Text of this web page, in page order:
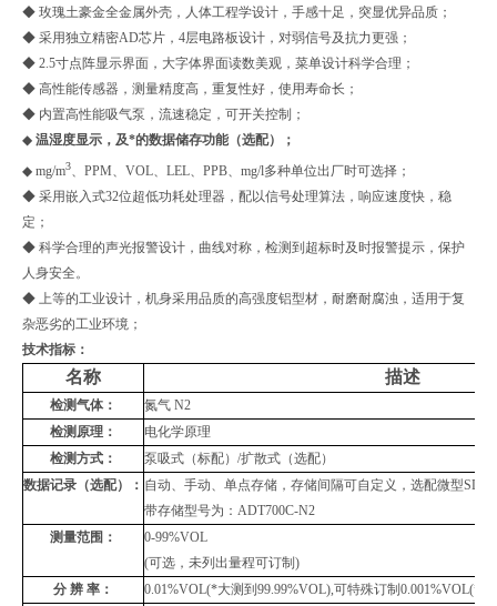
◆ 玫瑰土豪金全金属外壳，人体工程学设计，手感十足，突显优异品质；
◆ 采用独立精密AD芯片， 4层电路板设计，对弱信号及抗力更强；
◆ 2.5寸点阵显示界面，大字体界面读数美观，菜单设计科学合理；
◆ 高性能传感器，测量精度高，重复性好，使用寿命长；
◆ 内置高性能吸气泵，流速稳定，可开关控制；
◆ 温湿度显示，及*的数据储存功能（选配）；
◆ mg/m3 PPM VOL LEL PPB mg/l多种单位出厂时可选择；
◆ 采用嵌入式32位超低功耗处理器，配以信号处理算法，响应速度快，稳
定；
◆ 科学合理的声光报警设计，曲线对称，检测到超标时及时报警提示，保护
人身安全。
◆ 上等的工业设计，机身采用品质的高强度铝型材，耐磨耐腐浊，适用于复
杂恶劣的工业环境；
技术指标 ：
名称 描述
检测气体： 氮气 N2
检测原理：
电化学原理
检测方式：
泵吸式（标配） /扩散式（选配）
数据记录（选配）： 自动、手动、单点存储，存储间隔可自定义，选配微型SD
带存储型号为：ADT700C-N2
测量范围：
0-99%VOL
(可选，未列出量程可订制)
分 辨 率：
0.01%VOL(*大测到99.99%VOL), 可特殊订制0.001%VOL(*大